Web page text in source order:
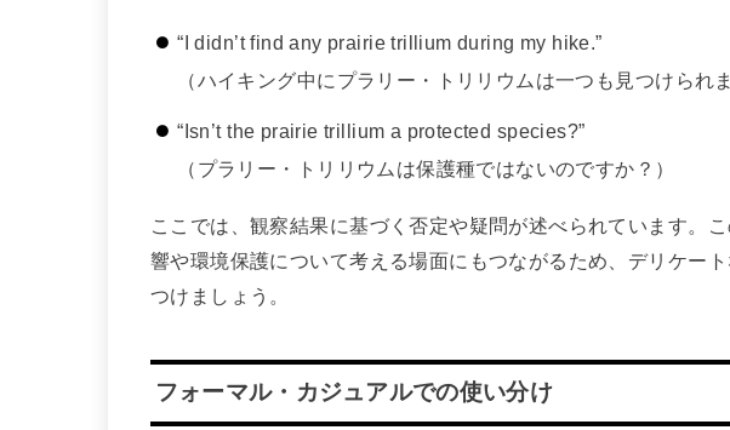
“I didn’t find any prairie trillium during my hike.”
（ハイキング中にプラリー・トリリウムは一つも見つけられ
“Isn’t the prairie trillium a protected species?”
（プラリー・トリリウムは保護種ではないのですか？）
ここでは、観察結果に基づく否定や疑問が述べられています。
響や環境保護について考える場面にもつながるため、デリケー
つけましょう。
フォーマル・カジュアルでの使い分け